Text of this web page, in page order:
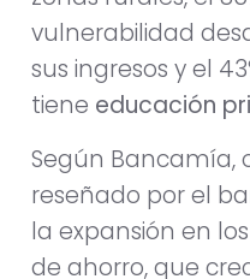
vulnerabilidad
sus ingresos y el
tiene educación
Según Bancamía,
reseñado por el
la expansión en
de ahorro, que